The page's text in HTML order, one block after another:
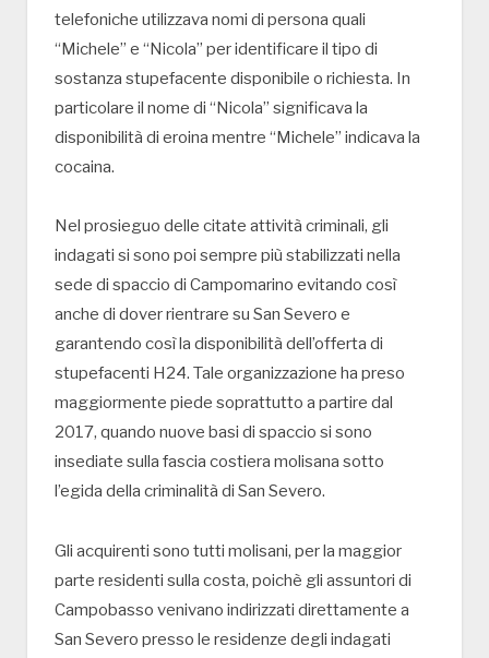
telefoniche utilizzava nomi di persona quali
“Michele” e “Nicola” per identificare il tipo di
sostanza stupefacente disponibile o richiesta. In
particolare il nome di “Nicola” significava la
disponibilità di eroina mentre “Michele” indicava la
cocaina.
Nel prosieguo delle citate attività criminali, gli
indagati si sono poi sempre più stabilizzati nella
sede di spaccio di Campomarino evitando così
anche di dover rientrare su San Severo e
garantendo così la disponibilità dell’offerta di
stupefacenti H24. Tale organizzazione ha preso
maggiormente piede soprattutto a partire dal
2017, quando nuove basi di spaccio si sono
insediate sulla fascia costiera molisana sotto
l’egida della criminalità di San Severo.
Gli acquirenti sono tutti molisani, per la maggior
parte residenti sulla costa, poichè gli assuntori di
Campobasso venivano indirizzati direttamente a
San Severo presso le residenze degli indagati